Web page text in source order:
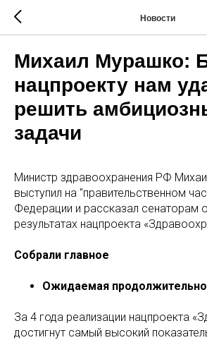
Новости
Михаил Мурашко:
нацпроекту нам
решить
задачи
Министр здравоохранения РФ
выступил на "правительственном
Федерации и рассказал сенаторам
результатах нацпроекта
Собрали главное
Ожидаемая
За 4 года реализации нацпроекта
достигнут самый высокий